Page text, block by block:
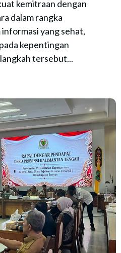
kemitraan dengan
dalam rangka
yang sehat,
kepentingan
tersebut...